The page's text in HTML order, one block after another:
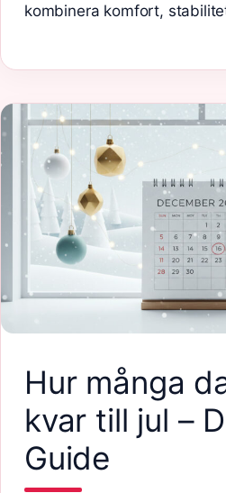
kombinera komfort,
Hur många
kvar till jul –
Guide